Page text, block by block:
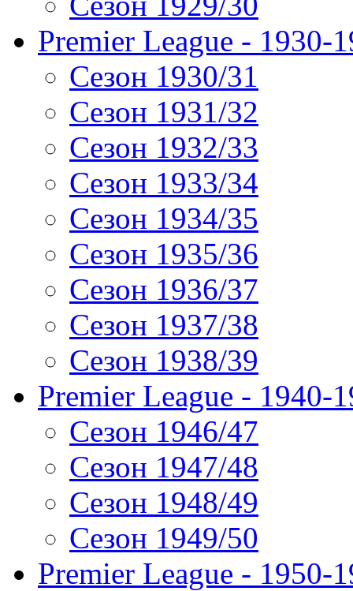
Premier League - 1930-
Сезон 1930/31
Сезон 1931/32
Сезон 1932/33
Сезон 1933/34
Сезон 1934/35
Сезон 1935/36
Сезон 1936/37
Сезон 1937/38
Сезон 1938/39
Premier League - 1940-
Сезон 1946/47
Сезон 1947/48
Сезон 1948/49
Сезон 1949/50
Premier League - 1950-